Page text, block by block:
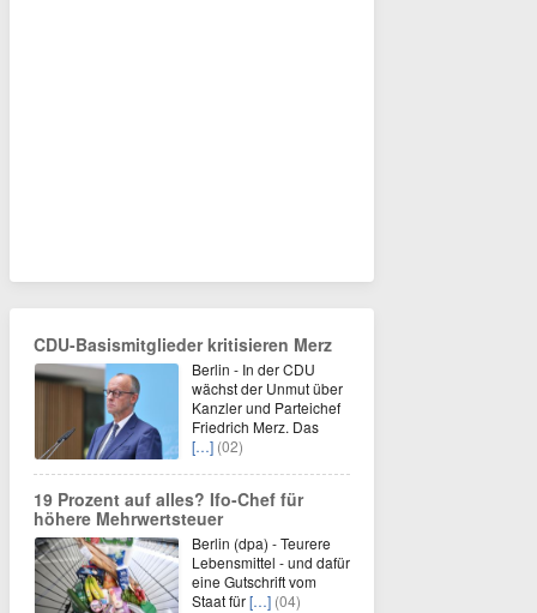
CDU-Basismitglieder kritisieren Merz
Berlin - In der CDU
wächst der Unmut über
Kanzler und Parteichef
Friedrich Merz. Das
[…] (02)
19 Prozent auf alles? Ifo-Chef für
höhere Mehrwertsteuer
Berlin (dpa) - Teurere
Lebensmittel - und dafür
eine Gutschrift vom
Staat für[…] (04)